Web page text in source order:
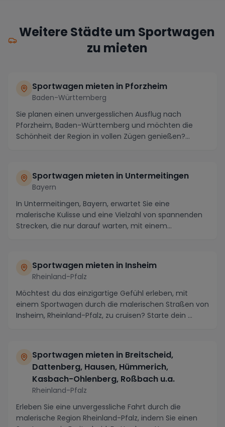
Weitere Städte um Sportwagen
zu mieten
Sportwagen mieten in Pforzheim
Baden-Württemberg
Sie planen einen unvergesslichen Ausflug nach
Pforzheim, Baden-Württemberg und möchten die
Schönheit der Region in vollen Zügen genießen?
Sportwagen mieten in Untermeitingen
Bayern
In Untermeitingen, Bayern, erwartet Sie eine
malerische Kulisse und eine Vielzahl von spannenden
Strecken, die nur darauf warten, mit einem
Sportwagen mieten in Insheim
Rheinland-Pfalz
Möchtest du das einzigartige Gefühl erleben, mit
einem Sportwagen durch die malerischen Straßen von
Insheim, Rheinland-Pfalz, zu cruisen? Starte dein ...
Sportwagen mieten in Breitscheid,
Dattenberg, Hausen, Hümmerich,
Kasbach-Ohlenberg, Roßbach u.a.
Rheinland-Pfalz
Erleben Sie eine unvergessliche Fahrt durch die
malerische Region Rheinland-Pfalz, indem Sie einen